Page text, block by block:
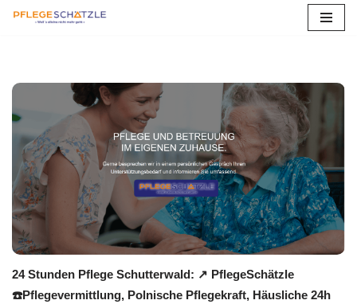
springen
24 Stunden Pflege Schutterwald: ↗️ PflegeSchätzle
☎️Pflegevermittlung, Polnische Pflegekraft, Häusliche 24h